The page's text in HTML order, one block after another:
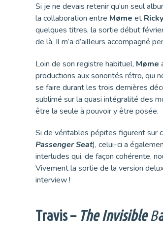
Si je ne devais retenir qu’un seul
la collaboration entre Møme et
quelques titres, la sortie début
de là. Il m’a d’ailleurs accompagné
Loin de son registre habituel, Møme
productions aux sonorités rétro, qui
se faire durant les trois dernières
sublimé sur la quasi intégralité des
être la seule à pouvoir y être posée.
Si de véritables pépites figurent sur
Passenger Seat), celui-ci a
interludes qui, de façon cohérente,
Vivement la sortie de la version
interview !
Travis – The InvisibleB